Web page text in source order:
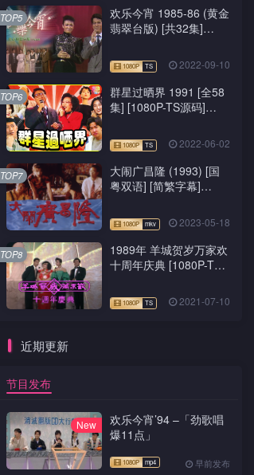
欢乐今宵 1985-86 (黄金
翡翠台版) [共32集]
2022-09-10
TOP5
群星过晒界 1991 [全58
集] [1080P-TS源码]
2022-06-02
TOP6
大闹广昌隆 (1993) [国
粤双语] [简繁字幕]
2023-05-18
TOP7
1989年 羊城贺岁万家欢
十周年庆典 [1080P-TS
2021-07-10
TOP8
近期更新
节目发布
New
欢乐今宵’94 –「劲歌唱
爆11点」
早前发布